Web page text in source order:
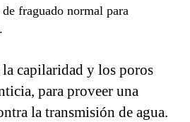
fraguado normal para
capilaridad y los poros
para proveer una
la transmisión de agua.